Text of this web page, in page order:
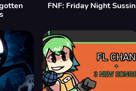
FNF: Friday Night Sussin